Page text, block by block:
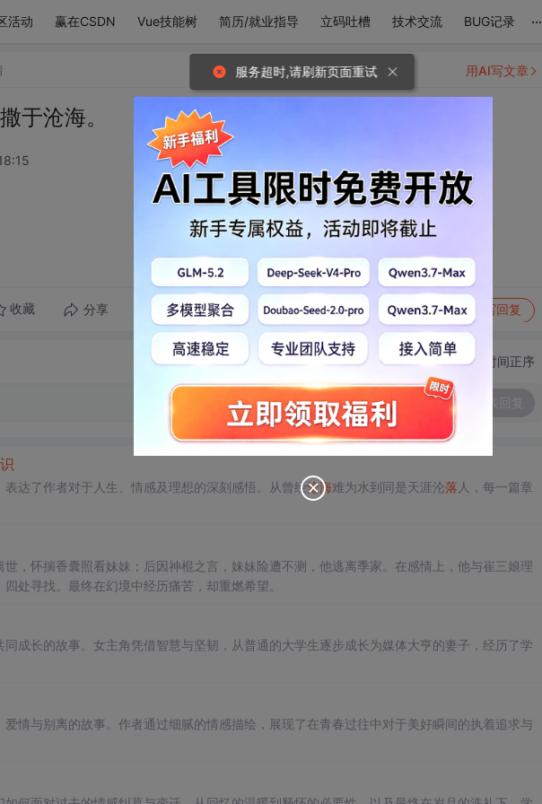
活动 赢在CSDN Vue技能树 简历/就业指导 立码吐槽 技术交流 BUG记录 ...
于沧海。
收藏 分享 转发到动态 举报 写回复
用AI写文章
切换为时间正序
达了作者对于人生、情感及理想的深刻感悟。从曾经沧海难为水到同是天涯沦落 人，每一篇章
，怀揣香囊照看妹妹；后因神棍之言，妹妹险遭不测，他逃离季家。在感情上，他与崔三娘理
处寻找。最终在幻境中经历痛苦，却重燃希望。
同成长的故事。女主角凭借智慧与坚韧，从普通的大学生逐步成长为媒体大亨的妻子，经历了学
情与别离的故事。作者通过细腻的情感描绘，展现了在青春过往中对于美好瞬间的执着追求与
服务超时,请刷新页面重试